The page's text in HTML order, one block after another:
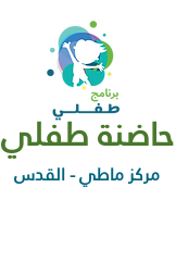
حاضنة طفلي
مركز ماطي - القدس